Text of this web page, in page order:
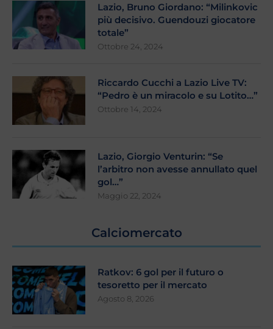
Lazio, Bruno Giordano: “Milinkovic
più decisivo. Guendouzi giocatore
totale”
Ottobre 24, 2024
Riccardo Cucchi a Lazio Live TV:
“Pedro è un miracolo e su Lotito…”
Ottobre 14, 2024
Lazio, Giorgio Venturin: “Se
l’arbitro non avesse annullato quel
gol…”
Maggio 22, 2024
Calciomercato
Ratkov: 6 gol per il futuro o
tesoretto per il mercato
Agosto 8, 2026